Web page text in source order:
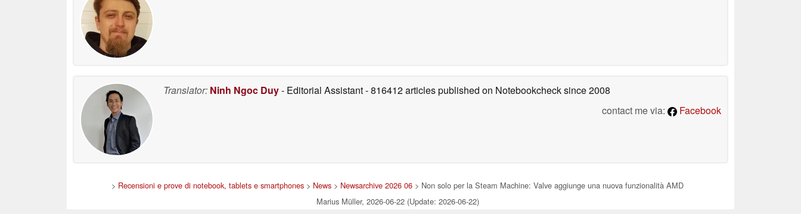
Translator: Ninh Ngoc Duy- Editorial Assistant- 816412 articles published on Notebookchecksince 2008
contact me via:
Facebook
> Recensioni e prove di notebook, tablets e smartphones > News > Newsarchive 2026 06 > Non solo per la Steam Machine: Valve aggiunge una nuova funzionalità AMD
Marius Müller, 2026-06-22 (Update: 2026-06-22)